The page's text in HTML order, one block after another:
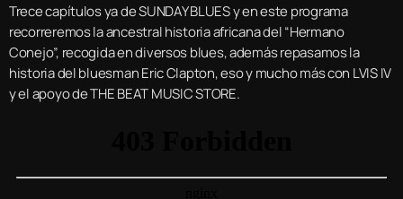
Trece capítulos ya de SUNDAY BLUES y en este programa
recorreremos la ancestral historia africana del “Hermano
Conejo”, recogida en diversos blues, además repasamos la
historia del bluesman Eric Clapton, eso y mucho más con LVIS IV
y el apoyo de THE BEAT MUSIC STORE.